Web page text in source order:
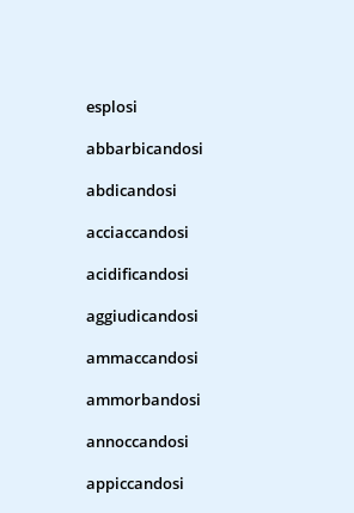
esplosi
abbarbicandosi
abdicandosi
acciaccandosi
acidificandosi
aggiudicandosi
ammaccandosi
ammorbandosi
annoccandosi
appiccandosi